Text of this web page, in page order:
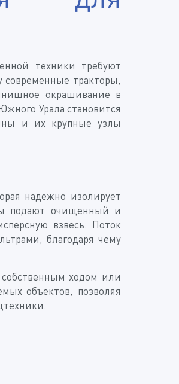
техники требуют
современные тракторы,
окрашивание в
Урала становится
и их крупные узлы
надежно изолирует
подают очищенный и
взвесь. Поток
благодаря чему
ходом или
объектов, позволяя